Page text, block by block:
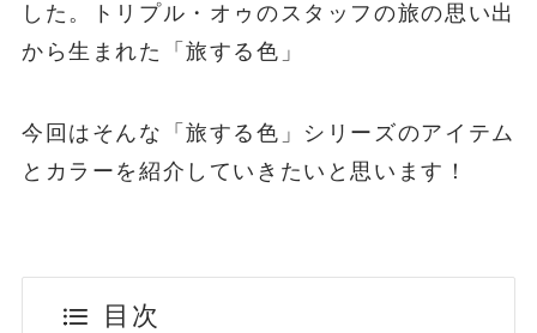
した。トリプル・オゥのスタッフの旅の思い出
から生まれた「旅する色」
今回はそんな「旅する色」シリーズのアイテム
とカラーを紹介していきたいと思います！
目次